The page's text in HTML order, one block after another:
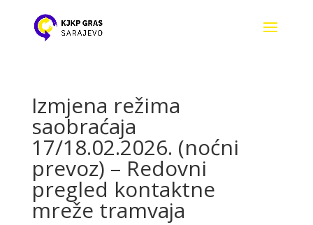
Izmjena režima
saobraćaja
17/18.02.2026. (noćni
prevoz) – Redovni
pregled kontaktne
mreže tramvaja